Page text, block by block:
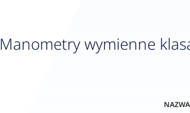
Manometry wymienne